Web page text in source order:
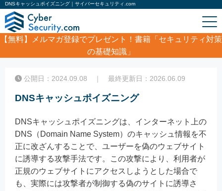
DNSキャッシュポイズニング｜サイバーセキュリティ.com
【無料】
メルマガ登録でプレゼント！書籍「セキュリティ対策
の基礎知識」
DNSキャッシュポイズニング
公開日：2024.09.08 ｜ 最終更新日：2026.06.09
DNSキャッシュポイズニング
DNSキャッシュポイズニングは、インターネット上の
DNS（Domain Name System）のキャッシュ情報を不
正に改ざんすることで、ユーザーを偽のウェブサイト
に誘導する攻撃手法です。この攻撃により、利用者が
正規のウェブサイトにアクセスしようとした場合で
も、実際には攻撃者が制御する偽のサイトに誘導さ